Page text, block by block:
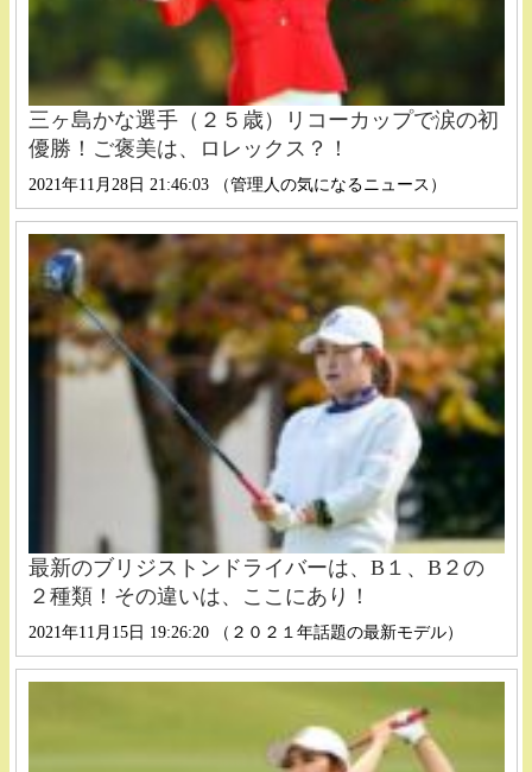
三ヶ島かな選手（２５歳）リコーカップで涙の初
優勝！ご褒美は、ロレックス？！
2021年11月28日 21:46:03 （管理人の気になるニュース）
最新のブリジストンドライバーは、B１、B２の
２種類！その違いは、ここにあり！
2021年11月15日 19:26:20 （２０２１年話題の最新モデル）